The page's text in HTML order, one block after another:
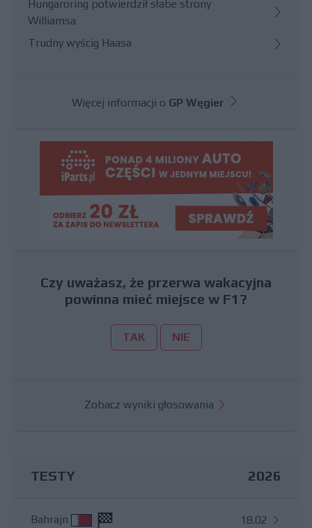
Hungaroring potwierdził słabe strony
Williamsa
Trudny wyścig Haasa
Więcej informacji o GP Węgier
Czy uważasz, że przerwa wakacyjna
powinna mieć miejsce w F1?
TAK NIE
Zobacz wyniki głosowania
TESTY 2026
Bahrajn 18.02